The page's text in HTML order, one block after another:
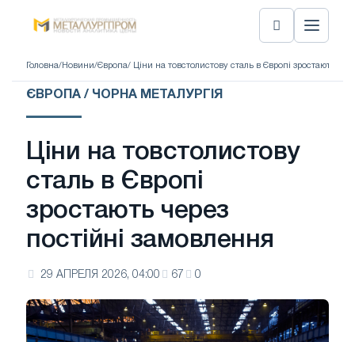
Головна/ Новини/Європа/ Ціни на товстолистову сталь в Європі зростають
ЄВРОПА / ЧОРНА МЕТАЛУРГІЯ
Ціни на товстолистову
сталь в Європі
зростають через
постійні замовлення
29 АПРЕЛЯ 2026, 04:00 67 0